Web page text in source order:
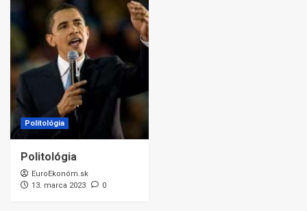
Politológia
Politológia
EuroEkonóm.sk
13. marca 2023
0